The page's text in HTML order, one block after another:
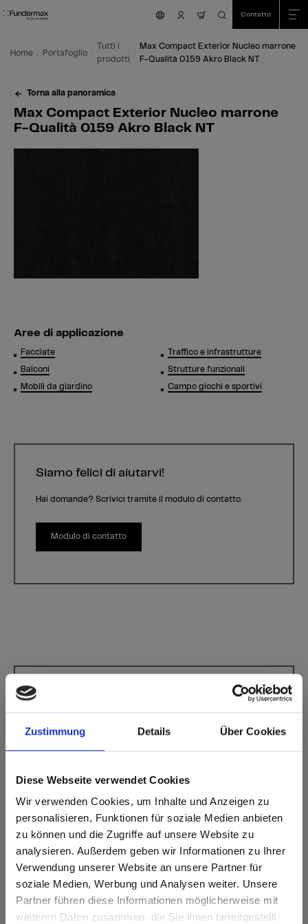
Zustimmung Details Über Cookies
Diese Webseite verwendet Cookies
Wir verwenden Cookies, um Inhalte und Anzeigen zu
personalisieren, Funktionen für soziale Medien anbieten
zu können und die Zugriffe auf unsere Website zu
analysieren. Außerdem geben wir Informationen zu Ihrer
Verwendung unserer Website an unsere Partner für
soziale Medien, Werbung und Analysen weiter. Unsere
Partner führen diese Informationen möglicherweise mit
weiteren Daten zusammen, die Sie ihnen bereitgestellt
Are you based in the Stati Uniti?
Vai al contenuto principale
Vai all'indice
Vai al menu principale
nav.cart.item.count
Contatto
Home Portafoglio
Tutti i
prodotti
Max Compact Exterior Nucleo marrone
F-Qualità 0159 Akro Black NT
Torna alla panoramica
Max Compact Exterior Nucleo marrone
F-Qualità 0159 Akro Black NT
Aree di applicazione
Facciate
Balconi
Mobili da giardino
Traffico e infrastrutture
Strutture funzionali
Campo giochi e sportivi
Siamo felici di aiutarvi!
Hai domande? Scrivici tramite il modulo di contatto.
Modulo di contatto
Max Compact Exterior Nucleo marrone F-
Qualità 0159 Akro Black NT
Sviluppo del decoro in lunghezza. Articolo soggetto ad
ottimizzazione del taglio.
Doppio temprato Facile da pulire
Altamente resistente
Resistente agli urti
Resistenza alla luce
ottimale
Resistente ai graffi
Resistente ai solventi